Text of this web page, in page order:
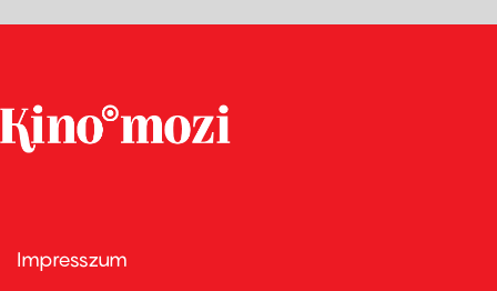
Footer
Impresszum